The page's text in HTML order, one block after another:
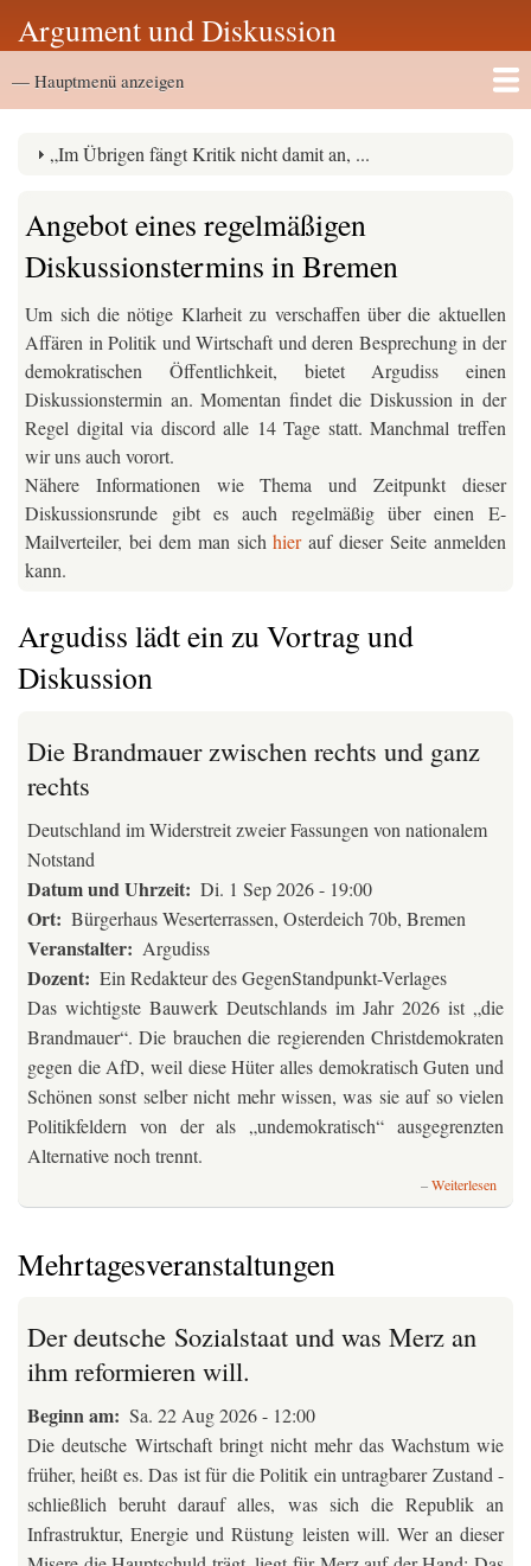
Direkt
zum
Argument und Diskussion
— Hauptmenü anzeigen
Startseite
Vortragsarchiv
„Im Übrigen fängt Kritik nicht damit an, ...
Angebot eines regelmäßigen
Diskussionstermins in Bremen
Um sich die nötige Klarheit zu verschaffen über die aktuellen
Affären in Politik und Wirtschaft und deren Besprechung in der
demokratischen Öffentlichkeit, bietet Argudiss einen
Diskussionstermin an. Momentan findet die Diskussion in der
Regel digital via discord alle 14 Tage statt. Manchmal treffen
wir uns auch vorort.
Nähere Informationen wie Thema und Zeitpunkt dieser
Diskussionsrunde gibt es auch regelmäßig über einen E-
Mailverteiler, bei dem man sichhierauf dieser Seite anmelden
kann.
Argudiss lädt ein zu Vortrag und
Diskussion
Die Brandmauer zwischen rechts und ganz
rechts
Deutschland im Widerstreit zweier Fassungen von nationalem
Notstand
Datum und Uhrzeit Di. 1 Sep 2026 - 19:00
Ort Bürgerhaus Weserterrassen, Osterdeich 70b, Bremen
Veranstalter Argudiss
Dozent
Ein Redakteur des GegenStandpunkt-Verlages
Das wichtigste Bauwerk Deutschlands im Jahr 2026 ist „die
Brandmauer“. Die brauchen die regierenden Christdemokraten
gegen die AfD, weil diese Hüter alles demokratisch Guten und
Schönen sonst selber nicht mehr wissen, was sie auf so vielen
Politikfeldern von der als „undemokratisch“ ausgegrenzten
Alternative noch trennt.
Weiterlesen
Die
Mehrtagesveranstaltungen
Der deutsche Sozialstaat und was Merz an
ihm reformieren will.
Beginn am
Sa. 22 Aug 2026 - 12:00
Die deutsche Wirtschaft bringt nicht mehr das Wachstum wie
früher, heißt es. Das ist für die Politik ein untragbarer Zustand -
schließlich beruht darauf alles, was sich die Republik an
Infrastruktur, Energie und Rüstung leisten will. Wer an dieser